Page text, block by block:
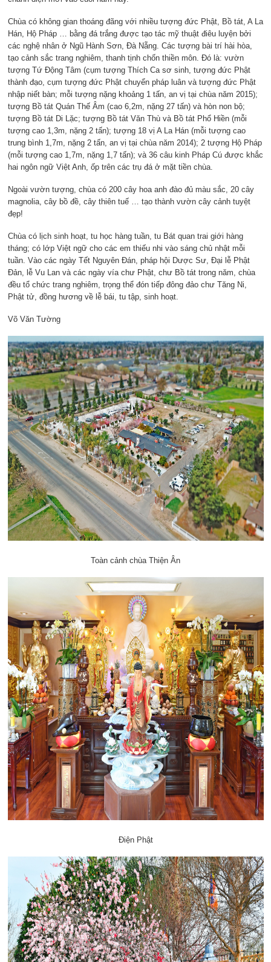
Chùa có không gian thoáng đãng với nhiều tượng đức Phật, Bồ tát, A La
Hán, Hộ Pháp … bằng đá trắng được tạo tác mỹ thuật điêu luyện bởi
các nghệ nhân ở Ngũ Hành Sơn, Đà Nẵng. Các tượng bài trí hài hòa,
tạo cảnh sắc trang nghiêm, thanh tịnh chốn thiền môn. Đó là: vườn
tượng Tứ Động Tâm (cụm tượng Thích Ca sơ sinh, tượng đức Phật
thành đạo, cụm tượng đức Phật chuyển pháp luân và tượng đức Phật
nhập niết bàn; mỗi tượng nặng khoảng 1 tấn, an vị tại chùa năm 2015);
tượng Bồ tát Quán Thế Âm (cao 6,2m, nặng 27 tấn) và hòn non bộ;
tượng Bồ tát Di Lặc; tượng Bồ tát Văn Thù và Bồ tát Phổ Hiền (mỗi
tượng cao 1,3m, nặng 2 tấn); tượng 18 vị A La Hán (mỗi tượng cao
trung bình 1,7m, nặng 2 tấn, an vị tại chùa năm 2014); 2 tượng Hộ Pháp
(mỗi tượng cao 1,7m, nặng 1,7 tấn); và 36 câu kinh Pháp Cú được khắc
hai ngôn ngữ Việt Anh, ốp trên các trụ đá ở mặt tiền chùa.
Ngoài vườn tượng, chùa có 200 cây hoa anh đào đủ màu sắc, 20 cây
magnolia, cây bồ đề, cây thiên tuế … tạo thành vườn cây cảnh tuyệt
đẹp!
Chùa có lịch sinh hoạt, tu học hàng tuần, tu Bát quan trai giới hàng
tháng; có lớp Việt ngữ cho các em thiếu nhi vào sáng chủ nhật mỗi
tuần. Vào các ngày Tết Nguyên Đán, pháp hội Dược Sư, Đại lễ Phật
Đản, lễ Vu Lan và các ngày vía chư Phật, chư Bồ tát trong năm, chùa
đều tổ chức trang nghiêm, trọng thể đón tiếp đông đảo chư Tăng Ni,
Phật tử, đồng hương về lễ bái, tu tập, sinh hoạt.
Võ Văn Tường
Toàn cảnh chùa Thiện Ân
Điện Phật